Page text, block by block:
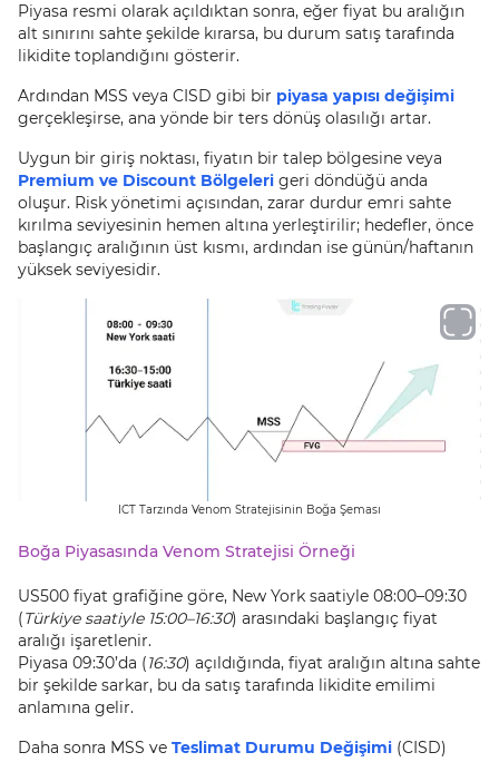
Piyasa resmi olarak açıldıktan sonra, eğer fiyat bu aralığın
alt sınırını sahte şekilde kırarsa, bu durum satış tarafında
likidite toplandığını gösterir.
Ardından MSS veya CISD gibi bir piyasa yapısı değişimi
gerçekleşirse, ana yönde bir ters dönüş olasılığı artar.
Uygun bir giriş noktası, fiyatın bir talep bölgesine veya
Premium ve Discount Bölgeleri geri döndüğü anda
oluşur. Risk yönetimi açısından, zarar durdur emri sahte
kırılma seviyesinin hemen altına yerleştirilir; hedefler, önce
başlangıç aralığının üst kısmı, ardından ise günün/haftanın
yüksek seviyesidir.
ICT Tarzında Venom Stratejisinin Boğa Şeması
Boğa Piyasasında Venom Stratejisi Örneği
US500 fiyat grafiğine göre, New York saatiyle 08:00–09:30
(Türkiye saatiyle 15:00–16:30) arasındaki başlangıç fiyat
aralığı işaretlenir.
Piyasa 09:30’da (16:30) açıldığında, fiyat aralığın altına sahte
bir şekilde sarkar, bu da satış tarafında likidite emilimi
anlamına gelir.
Daha sonra MSS ve Teslimat Durumu Değişimi (CISD)